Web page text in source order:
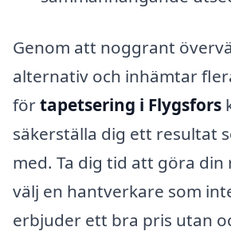
Genom att noggrant
alternativ och inhämtar
förtapetsering i Flygsfors
säkerställa dig ett resultat
med. Ta dig tid att göra din
välj en hantverkare som
erbjuder ett bra pris utan